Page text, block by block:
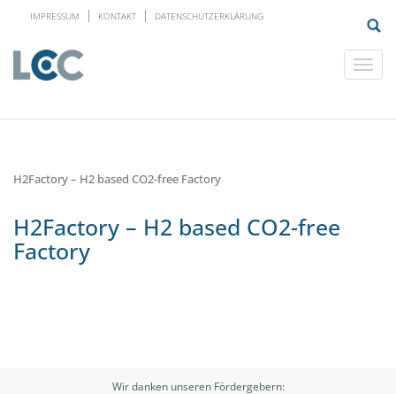
IMPRESSUM KONTAKT DATENSCHUTZERKLÄRUNG
H2Factory – H2 based CO2-free Factory
H2Factory – H2 based CO2-free
Factory
Wir danken unseren Fördergebern: